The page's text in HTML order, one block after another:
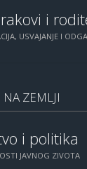
i
USVAJANJE I
ZEMLJI
i politika
JAVNOG ZIVOTA